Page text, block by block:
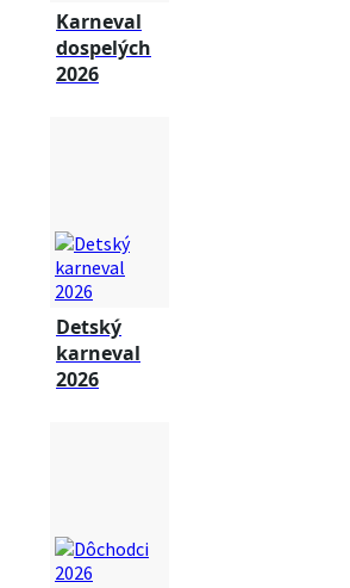
Karneval
dospelých
2026
Detský
karneval
2026